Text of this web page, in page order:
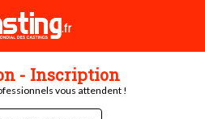
- Inscription
vous attendent !